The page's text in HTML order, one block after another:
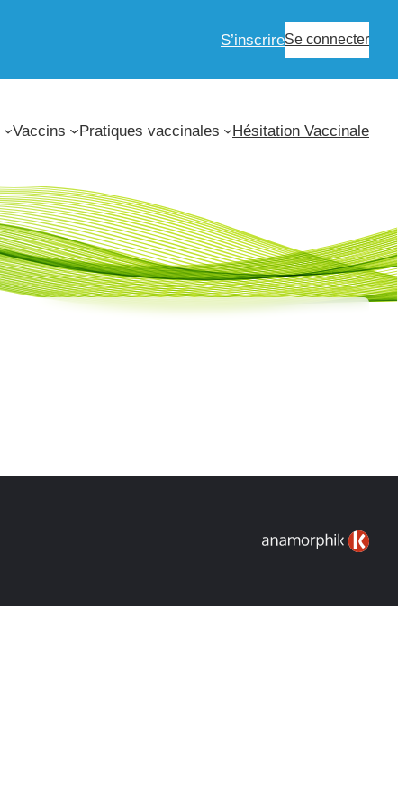
S’inscrireSe connecter
Vaccins Pratiques vaccinales Hésitation Vaccinale